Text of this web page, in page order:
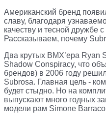
Американский бренд
славу, благодаря
качеству и тесной дружбе
Рассказываем, почему
Два крутых BMX’ера Ryan
Shadow Conspiracy, что
брендов) в 2006 году
Subrosa. Главная цель -
будет стыдно. Но на
выпускают много годных
модели рам Simone Barraco